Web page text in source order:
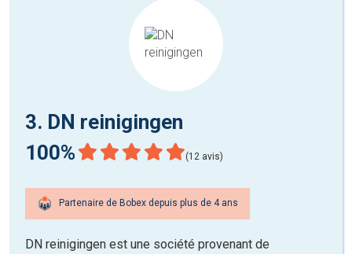
3. DN reinigingen
100%
(12 avis)
Partenaire de Bobex depuis plus de 4 ans
DN reinigingen est une société provenant de